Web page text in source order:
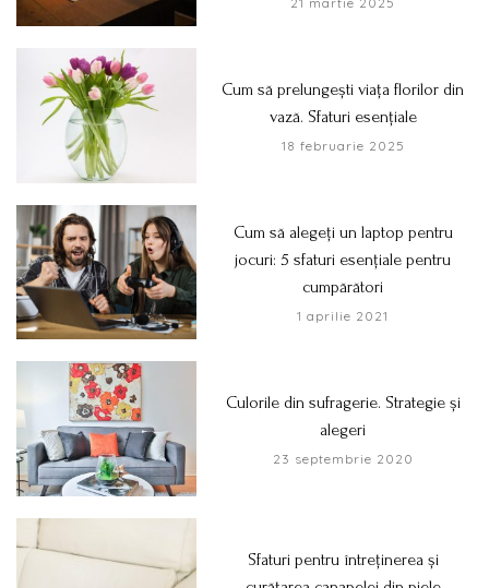
Cum să prelungești viața florilor din
vază. Sfaturi esențiale
18 februarie 2025
Cum să alegeți un laptop pentru
jocuri: 5 sfaturi esențiale pentru
cumpărători
1 aprilie 2021
Culorile din sufragerie. Strategie și
alegeri
23 septembrie 2020
Sfaturi pentru întreținerea și